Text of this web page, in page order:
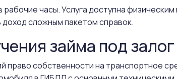
часы. Услуга доступна
сложным пакетом справок.
займа под
собственности на транспортное